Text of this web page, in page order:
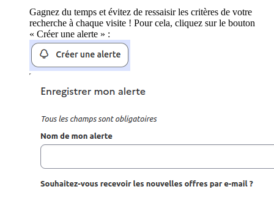
Gagnez du temps et évitez de ressaisir les critères de votre
recherche à chaque visite ! Pour cela, cliquez sur le bouton
« Créer une alerte » :